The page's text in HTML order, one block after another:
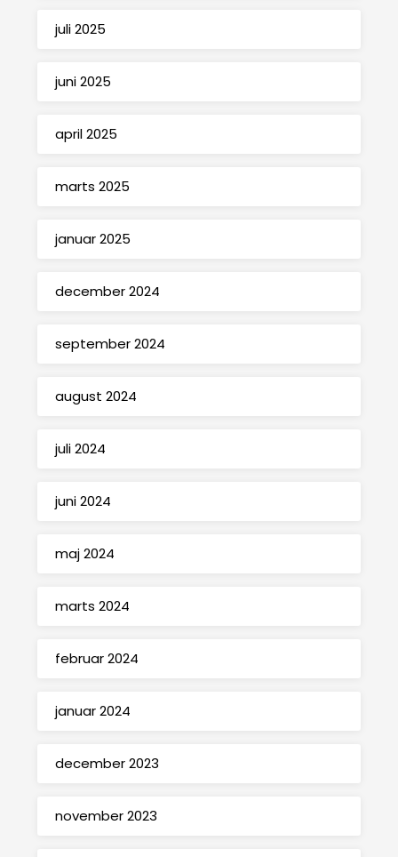
juli 2025
juni 2025
april 2025
marts 2025
januar 2025
december 2024
september 2024
august 2024
juli 2024
juni 2024
maj 2024
marts 2024
februar 2024
januar 2024
december 2023
november 2023